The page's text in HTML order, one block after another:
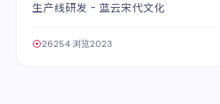
生产线研发 - 蓝云宋代文化
26254 浏览2023